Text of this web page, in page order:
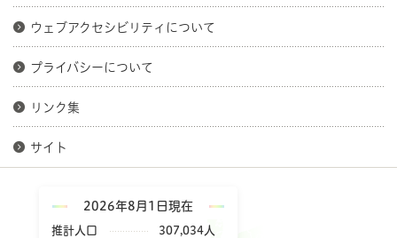
ウェブアクセシビリティについて
プライバシーについて
リンク集
サイト
2026年8月1日現在
推計人口
307,034人